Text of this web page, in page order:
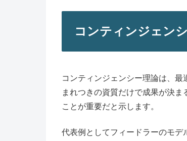
コンティンジェン
コンティンジェンシー理論は、
まれつきの資質だけで成果が決
ことが重要だと示します。
代表例としてフィードラーのモ